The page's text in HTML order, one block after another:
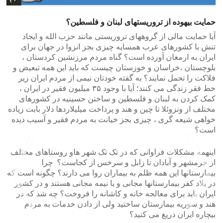
حمایت بیهوده از تروریستهای لبنان و فلسطین؟
آیا حمایت مالی از گروههای تروریستی مانند حزب الله و ایجاد
تنش با کشورهای عرب همسایه چیزی بجز انزوا در جهان برای
ایران به ارمغان آورده است؟ گناه مردم مرزنشین کردستان ،
بلوچستان ،خراسان و خوزستان چیست که باید این همه تبعیض و
فلاکت را تحمل نمایند؟ به گفته خودتان نیمی از مردم ایران زیر
خط فقر زندگی می کنند؛ آیا با وجود ۳۵ میلیون فقیر در ایران ،
کمک کردن به لبنان و فلسطین و ساختن حسینیه در کشورهای
مختلف از ونزوئلا تا چین و هند و پرداخت میلیلاردها دلار بابت زیاده
خواهی شیعه گری ، چیزی بجز خیانت به مردم فقیر و آسیب دیده
است؟
اینهمه مشکلات فراوانی که در تک تک شهر هاو روستاهای مختلف
از خرمشهر و آبادان تا زابل و سرخس از کجاست؟ چرا
بیمارستانها این همه ظلم به بیماران روا می دارند؟ چگونه است که
در بلاد کفر بیمارستانها مجانی و یا نیمه مجانی هستند و در کشور
ایران باید برای معالجه خانه و کاشانه را فروخت؟ چه شد که در
هند و سوریه بیمارستان ساختید ولی از دادن خدمات به مردم
بیچاره ایران دریغ می کنید؟